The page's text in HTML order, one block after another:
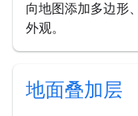
向地图添加多边形
外观。
地面叠加层